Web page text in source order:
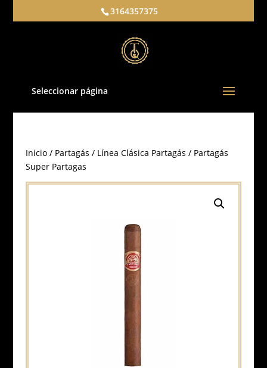
3164357375
Seleccionar página
Inicio/ Partagás / Línea Clásica Partagás / Partagás
Super Partagas